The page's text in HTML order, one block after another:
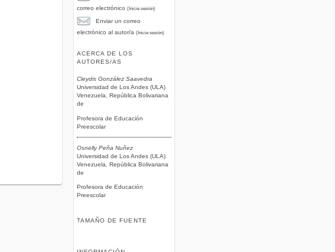
correo electrónico (Inicie sesión)
Enviar un correo
electrónico al autor/a (Inicie sesión)
ACERCA DE LOS
AUTORES/AS
Cleydis González Saavedra
Universidad de Los Andes (ULA)
Venezuela, República Bolivariana
de
Profesora de Educación
Preescolar
Osnelly Peña Nuñez
Universidad de Los Andes (ULA)
Venezuela, República Bolivariana
de
Profesora de Educación
Preescolar
TAMAÑO DE FUENTE